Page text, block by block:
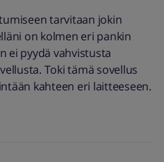
tarvitaan jokin
on kolmen eri pankin
ei pyydä vahvistusta
Toki tämä sovellus
kahteen eri laitteeseen.